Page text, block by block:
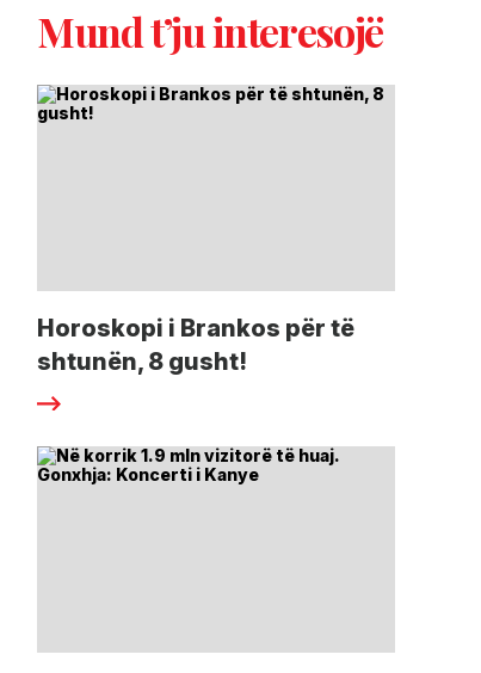
Mund t’ju interesojë
Horoskopi i Brankos për të
shtunën, 8 gusht!